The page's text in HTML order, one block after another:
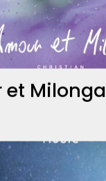
et Milonga